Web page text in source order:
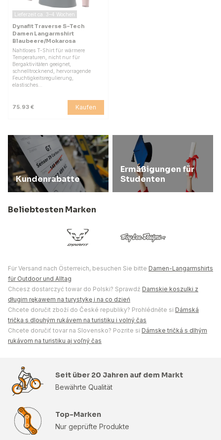
Lieferzeit ca. 3–4 Wochen
Dynafit Traverse S-Tech
Damen Langarmshirt
Blaubeere/Mokarosa
Nahtloses T-Shirt für wärmere
Temperaturen, nicht nur für
Bergaktivitäten geeignet,
schnelltrocknend, hervorragende
Feuchtigkeitsregulierung,
elastisches…
75.93 € Kaufen
Kundenrabatte
Ermäßigungen für
Studenten
Beliebtesten Marken
Für Versand nach Österreich, besuchen Sie bitte Damen-Langarmshirts
für Outdoor und Alltag
Chcesz dostarczyć towar do Polski? Sprawdź Damskie koszulki z
długim rękawem na turystykę i na co dzień
Chcete doručit zboží do České republiky? Prohlédněte si Dámská
trička s dlouhým rukávem na turistiku i volný čas
Chcete doručiť tovar na Slovensko? Pozrite si Dámske tričká s dlhým
rukávom na turistiku aj voľný čas
Seit über 20 Jahren auf dem Markt
Bewährte Qualität
Top-Marken
Nur geprüfte Produkte